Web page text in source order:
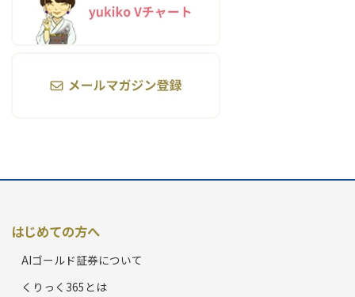
はじめての方へ
AIゴールド証券について
くりっく365とは